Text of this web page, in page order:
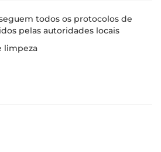
todos os protocolos de
pelas autoridades locais
limpeza